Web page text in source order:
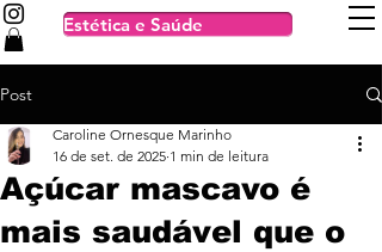
Estética e Saúde
Post
Açúcar mascavo é
mais saudável que o
Caroline Ornesque Marinho
16 de set. de 2025 1 min de leitura